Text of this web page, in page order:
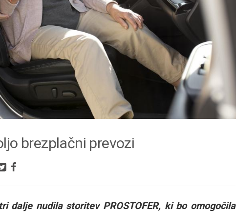
brezplačni prevozi
dalje nudila storitev PROSTOFER, ki bo omogočila